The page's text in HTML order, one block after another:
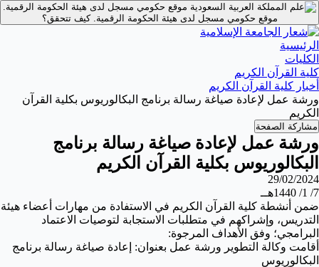
موقع حكومي مسجل لدى هيئة الحكومة الرقمية.
موقع حكومي مسجل لدى هيئة الحكومة الرقمية.كيف تتحقق؟
الرئيسية
الكليات
كلية القرآن الكريم
أخبار كلية القرآن الكريم
ورشة عمل لإعادة صياغة رسالة برنامج البكالوريوس بكلية القرآن
الكريم
مشاركة الصفحة
ورشة عمل لإعادة صياغة رسالة برنامج
البكالوريوس بكلية القرآن الكريم
29/02/2024
7/ 1/ 1440هــ
ضمن أنشطة كلية القرآن الكريم في الاستفادة من مهارات أعضاء هيئة
التدريس، وإشراكهم في متطلبات الاستجابة لتوصيات الاعتماد
البرامجي؛ وفق الأهداف المرجوة:
أقامت وكالة التطوير ورشة عمل بعنوان: إعادة صياغة رسالة برنامج
البكالوريوس